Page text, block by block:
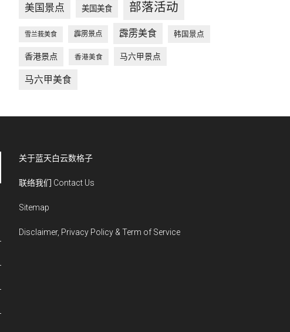
美国景点 美国美食 部落活动
雪兰莪美食 霹雳景点 霹雳美食 韩国景点
香港景点 香港美食 马六甲景点
马六甲美食
关于蓝天白云数格子
联络我们 Contact Us
Sitemap
Disclaimer, Privacy Policy & Term of Service